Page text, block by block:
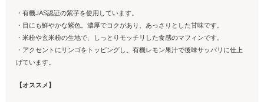
・有機JAS認証の紫芋を使用しています。
・目にも鮮やかな紫色。濃厚でコクがあり、あっさりとした甘味です。
・米粉や玄米粉の生地で、しっとりモッチリした食感のマフィンです。
・アクセントにリンゴをトッピングし、有機レモン果汁で後味サッパリに仕上
げています。
【オススメ】